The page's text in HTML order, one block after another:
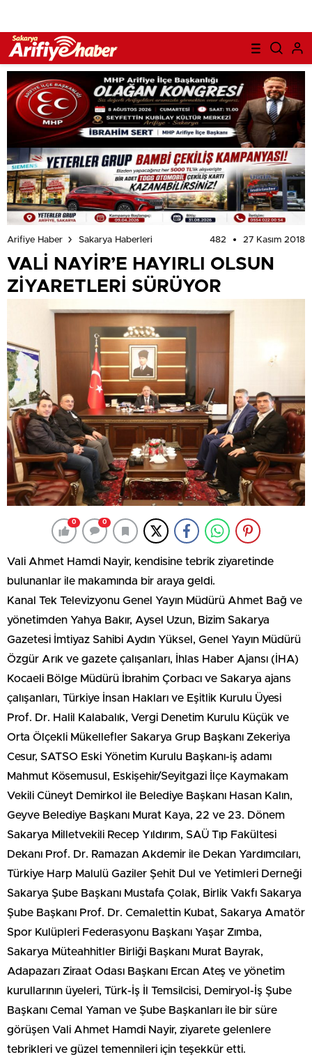
Arifiye Haber Sakarya Haberleri 482 27 Kasım 2018
VALİ NAYİR’E HAYIRLI OLSUN
ZİYARETLERİ SÜRÜYOR
0 0
Vali Ahmet Hamdi Nayir, kendisine tebrik ziyaretinde
bulunanlar ile makamında bir araya geldi.
Kanal Tek Televizyonu Genel Yayın Müdürü Ahmet Bağ ve
yönetimden Yahya Bakır, Aysel Uzun, Bizim Sakarya
Gazetesi İmtiyaz Sahibi Aydın Yüksel, Genel Yayın Müdürü
Özgür Arık ve gazete çalışanları, İhlas Haber Ajansı (İHA)
Kocaeli Bölge Müdürü İbrahim Çorbacı ve Sakarya ajans
çalışanları, Türkiye İnsan Hakları ve Eşitlik Kurulu Üyesi
Prof. Dr. Halil Kalabalık, Vergi Denetim Kurulu Küçük ve
Orta Ölçekli Mükellefler Sakarya Grup Başkanı Zekeriya
Cesur, SATSO Eski Yönetim Kurulu Başkanı-iş adamı
Mahmut Kösemusul, Eskişehir/Seyitgazi İlçe Kaymakam
Vekili Cüneyt Demirkol ile Belediye Başkanı Hasan Kalın,
Geyve Belediye Başkanı Murat Kaya, 22 ve 23. Dönem
Sakarya Milletvekili Recep Yıldırım, SAÜ Tıp Fakültesi
Dekanı Prof. Dr. Ramazan Akdemir ile Dekan Yardımcıları,
Türkiye Harp Malulü Gaziler Şehit Dul ve Yetimleri Derneği
Sakarya Şube Başkanı Mustafa Çolak, Birlik Vakfı Sakarya
Şube Başkanı Prof. Dr. Cemalettin Kubat, Sakarya Amatör
Spor Kulüpleri Federasyonu Başkanı Yaşar Zımba,
Sakarya Müteahhitler Birliği Başkanı Murat Bayrak,
Adapazarı Ziraat Odası Başkanı Ercan Ateş ve yönetim
kurullarının üyeleri, Türk-İş İl Temsilcisi, Demiryol-İş Şube
Başkanı Cemal Yaman ve Şube Başkanları ile bir süre
görüşen Vali Ahmet Hamdi Nayir, ziyarete gelenlere
tebrikleri ve güzel temennileri için teşekkür etti.